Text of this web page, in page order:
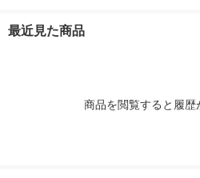
最近見た商品
商品を閲覧すると履歴